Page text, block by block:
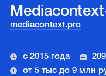
mediacontext.pro
с 2015 года
от 5 тыс до 9 млн